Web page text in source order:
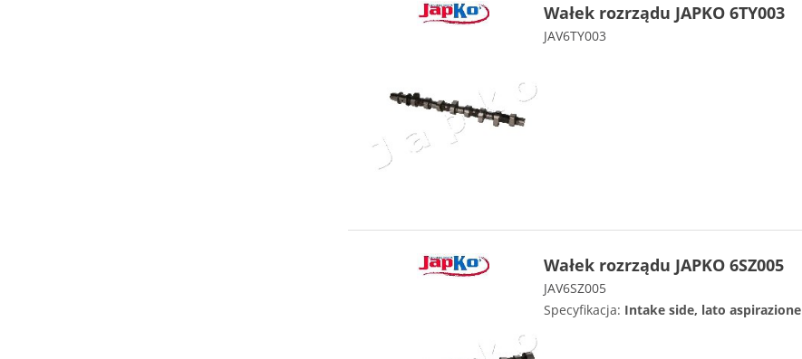
Wałek rozrządu JAPKO 6TY003
JAV6TY003
Wałek rozrządu JAPKO 6SZ005
JAV6SZ005
Specyfikacja: Intake side, lato aspirazione